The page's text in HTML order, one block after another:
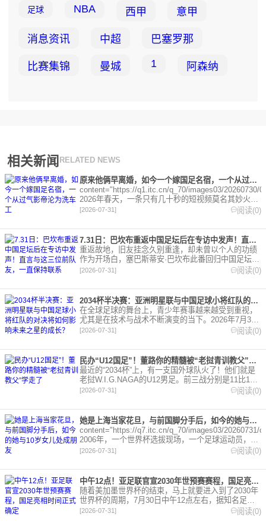
足球 NBA 西甲 意甲
消息资讯 中超 巴塞罗那
比赛集锦 曼城 1 阿森纳
相关新闻 RELATED NEWS
原来他俩早离婚，如今一个嫁国足名宿，一个从过气影帝沦为洗车工
content="https://q1.itc.cn/q_70/images03/20260730/
2026年春天，一条只有几十秒的短视频莫名其妙火
了。地点是
[2026-07-31] 阅读(0)
7.31日：巴坎布重返中国足坛后在专访中发声！直言与这三位前队友，一直保持联系
重返故地，旧友挂念久别重逢，却未曾以个人的功绩
作为开场白，塞巴斯蒂安·巴坎布此番回归中国足坛，
甫一开口，便将思绪引向了三位曾经并肩作战的战友
[2026-07-31] 阅读(0)
2034杯半决赛：亚洲明星联与中国足球小将红队的对决将如何影响未来之星的成长？
在全球足球的舞台上，青少年赛事越来越受到重视，
尤其是在技术与战术不断演变的当下。2026年7月31
日，备受瞩目的2034杯第六届小学生足球大会
[2026-07-31] 阅读(0)
民办“U12国足”！董路你的精髓被“老挝青训教父”学走了
最近的“2034杯”上，有一支国外球队火了！他们就是
老挝W.I.G.NAGA的U12男足。前三战分别是11比1北
京长白虎队，8比1击败柳州龙跃，2比1武汉体育中
[2026-07-31] 阅读(0)
她是上海当家花旦，与前国脚分手后，如今的她与10岁女儿处成朋友
content="https://q7.itc.cn/q_70/images03/20260731/
2006年，一个世界杯选拔现场，一个足球运动员，两
个人就这样撞
[2026-07-31] 阅读(0)
中午12点！亚足联官宣2030年世预赛赛程，国足亮相时间正式确定
随着美加墨世界杯的结束，马上就要进入到了2030年
世界杯的周期，7月30日中午12点左右，据知名足球
记者马德兴透露，亚足联已经确定了下一届的世界杯
[2026-07-31] 阅读(0)